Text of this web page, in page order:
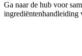
Ga naar de hub voor
ingrediëntenhandleiding